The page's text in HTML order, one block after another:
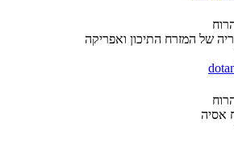
של המזרח התיכון ואפריקה
אסיה